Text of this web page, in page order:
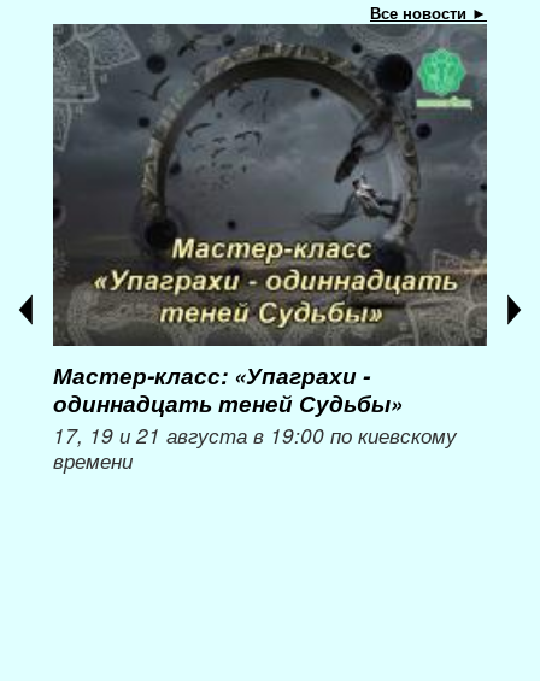
Все новости ►
Мастер-класс: «Упаграхи -
одиннадцать теней Судьбы»
17, 19 и 21 августа в 19:00 по киевскому
времени